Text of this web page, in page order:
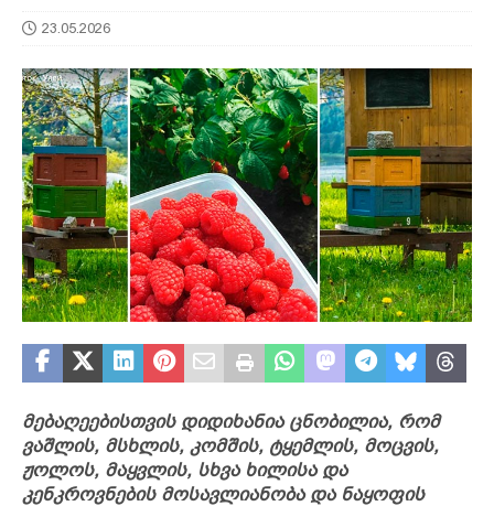
23.05.2026
მებაღეებისთვის დიდიხანია ცნობილია, რომ
ვაშლის, მსხლის, კომშის, ტყემლის, მოცვის,
ჟოლოს, მაყვლის, სხვა ხილისა და
კენკროვნების მოსავლიანობა და ნაყოფის